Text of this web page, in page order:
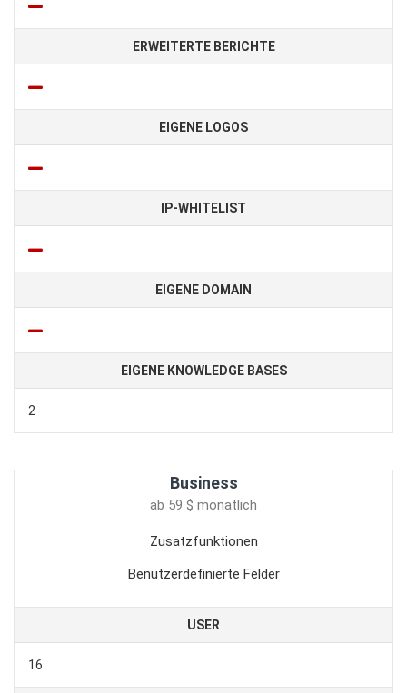
ERWEITERTE BERICHTE
EIGENE LOGOS
IP-WHITELIST
EIGENE DOMAIN
EIGENE KNOWLEDGE BASES
2
Business
ab 59 $ monatlich
Zusatzfunktionen
Benutzerdefinierte Felder
USER
16